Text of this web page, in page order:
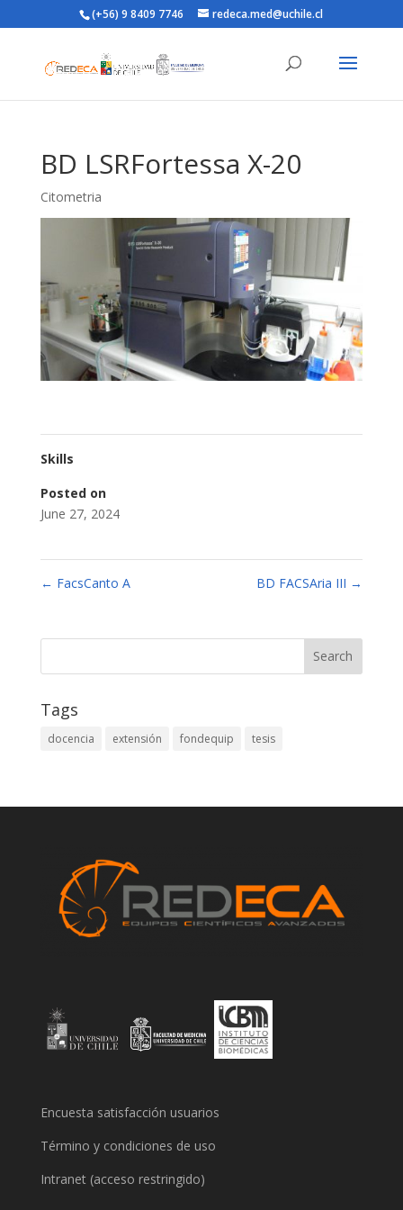
(+56) 9 8409 7746 redeca.med@uchile.cl
BD LSRFortessa X-20
Citometria
Skills
Posted on
June 27, 2024
← FacsCanto A BD FACSAria III →
Tags
docencia extensión fondequip tesis
Encuesta satisfacción usuarios
Término y condiciones de uso
Intranet (acceso restringido)